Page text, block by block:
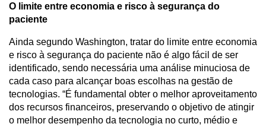
O limite entre economia e risco à segurança do
paciente
Ainda segundo Washington, tratar do limite entre economia
e risco à segurança do paciente não é algo fácil de ser
identificado, sendo necessária uma análise minuciosa de
cada caso para alcançar boas escolhas na gestão de
tecnologias. “É fundamental obter o melhor aproveitamento
dos recursos financeiros, preservando o objetivo de atingir
o melhor desempenho da tecnologia no curto, médio e